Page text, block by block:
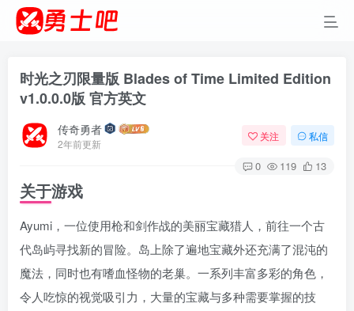
时光之刃限量版 Blades of Time Limited Edition
v1.0.0.0版 官方英文
传奇勇者
2年前更新
关注 私信
0 119 13
关于游戏
Ayumi，一位使用枪和剑作战的美丽宝藏猎人，前往一个古
代岛屿寻找新的冒险。岛上除了遍地宝藏外还充满了混沌的
魔法，同时也有嗜血怪物的老巢。一系列丰富多彩的角色，
令人吃惊的视觉吸引力，大量的宝藏与多种需要掌握的技